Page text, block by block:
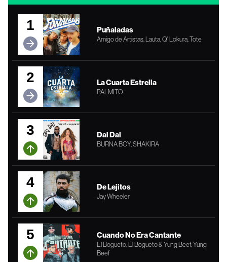
1 Puñaladas
Amigo de Artistas, Lauta, Q' Lokura, Tote
2 La Cuarta Estrella
PALMITO
3 Dai Dai
BURNA BOY, SHAKIRA
4 De Lejitos
Jay Wheeler
5 Cuando No Era Cantante
El Bogueto, El Bogueto & Yung Beef, Yung
Beef